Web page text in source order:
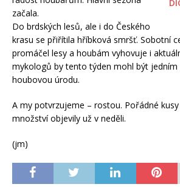
začala.
Do brdských lesů, ale i do Českého
krasu se přiřítila hříbková smršť. Sobotní
promáčel lesy a houbám vyhovuje i
mykologů by tento týden mohl být jedním
houbovou úrodu.
A my potvrzujeme – rostou. Pořádné
množství objevily už v neděli.
(jm)